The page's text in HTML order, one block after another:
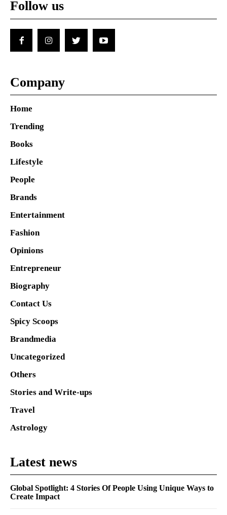
Follow us
Company
Home
Trending
Books
Lifestyle
People
Brands
Entertainment
Fashion
Opinions
Entrepreneur
Biography
Contact Us
Spicy Scoops
Brandmedia
Uncategorized
Others
Stories and Write-ups
Travel
Astrology
Latest news
Global Spotlight: 4 Stories Of People Using Unique Ways to
Create Impact